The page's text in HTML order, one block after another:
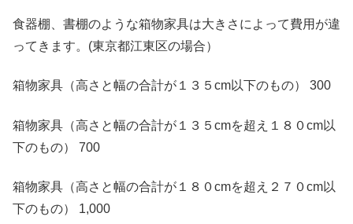
食器棚、書棚のような箱物家具は大きさによって費用が違
ってきます。(東京都江東区の場合）
箱物家具（高さと幅の合計が１３５cm以下のもの） 300
箱物家具（高さと幅の合計が１３５cmを超え１８０cm以
下のもの） 700
箱物家具（高さと幅の合計が１８０cmを超え２７０cm以
下のもの） 1,000